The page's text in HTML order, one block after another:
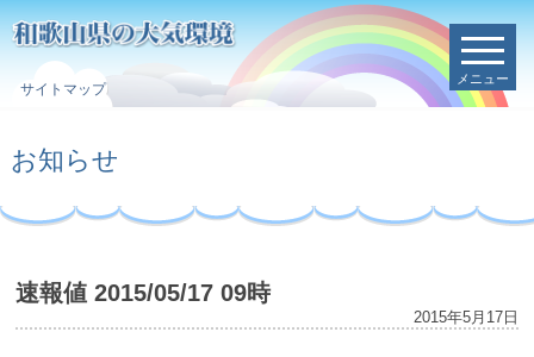
サイトマップ
メニュー
お知らせ
速報値 2015/05/17 09時
2015年5月17日